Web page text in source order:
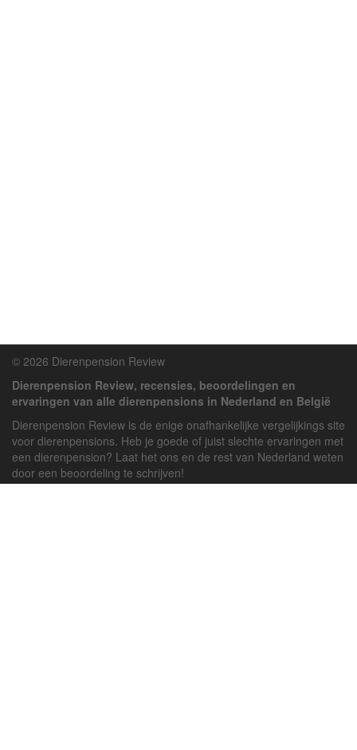
© 2026 Dierenpension Review
Dierenpension Review, recensies, beoordelingen en
ervaringen van alle dierenpensions in Nederland en België
Dierenpension Review is de enige onafhankelijke vergelijkings site
voor dierenpensions. Heb je goede of juist slechte ervaringen met
een dierenpension? Laat het ons en de rest van Nederland weten
door een beoordeling te schrijven!